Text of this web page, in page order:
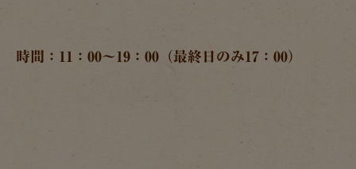
時間：11：00～19：00（最終日のみ17：00）